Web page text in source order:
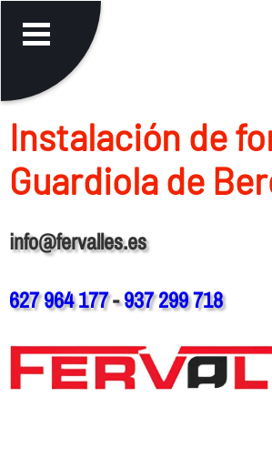
Instalación de
Guardiola de
info@fervalles.es
627 964 177-937 299 718